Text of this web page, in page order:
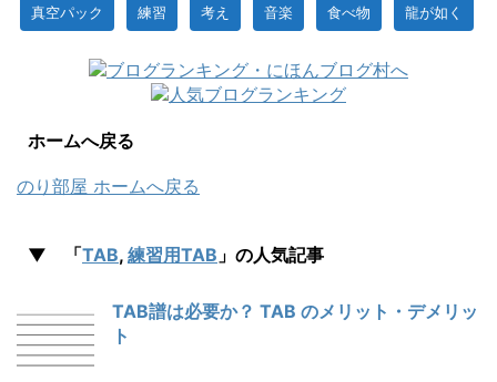
真空パック 練習 考え 音楽 食べ物 龍が如く
ホームへ戻る
のり部屋 ホームへ戻る
▼ 「TAB, 練習用TAB 」の人気記事
TAB譜は必要か？ TAB のメリット・デメリッ
ト